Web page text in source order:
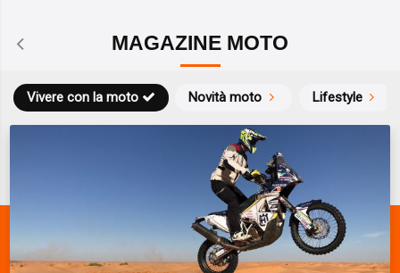
MAGAZINE MOTO
Novità moto
Vivere con la moto Lifestyle